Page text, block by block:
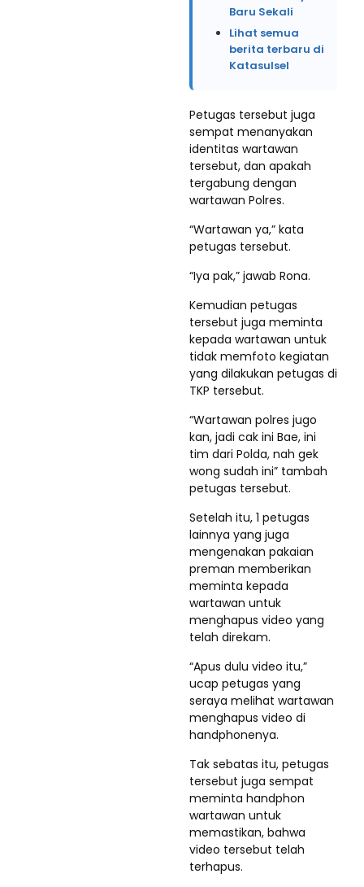
Baru Sekali
Lihat semua
berita terbaru di
Katasulsel
Petugas tersebut juga
sempat menanyakan
identitas wartawan
tersebut, dan apakah
tergabung dengan
wartawan Polres.
“Wartawan ya,” kata
petugas tersebut.
“Iya pak,” jawab Rona.
Kemudian petugas
tersebut juga meminta
kepada wartawan untuk
tidak memfoto kegiatan
yang dilakukan petugas di
TKP tersebut.
“Wartawan polres jugo
kan, jadi cak ini Bae, ini
tim dari Polda, nah gek
wong sudah ini” tambah
petugas tersebut.
Setelah itu, 1 petugas
lainnya yang juga
mengenakan pakaian
preman memberikan
meminta kepada
wartawan untuk
menghapus video yang
telah direkam.
“Apus dulu video itu,”
ucap petugas yang
seraya melihat wartawan
menghapus video di
handphonenya.
Tak sebatas itu, petugas
tersebut juga sempat
meminta handphon
wartawan untuk
memastikan, bahwa
video tersebut telah
terhapus.